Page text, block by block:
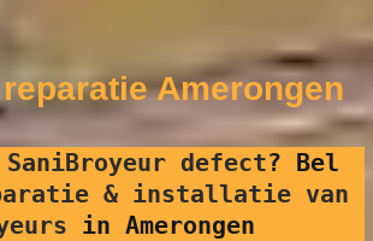
Amerongen
SaniBroyeur defect? Bel
& installatie van
in Amerongen